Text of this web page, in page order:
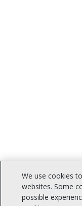
We use cookies
websites. Some
possible